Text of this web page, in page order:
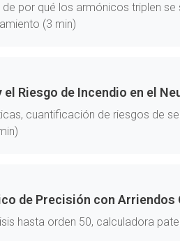
por qué los armónicos triplen
(3 min)
Riesgo de Incendio en el
cuantificación de riesgos de
de Precisión con Arriendos
hasta orden 50, calculadora